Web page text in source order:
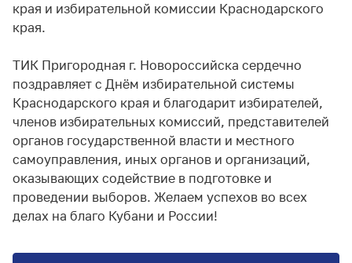
края и избирательной комиссии Краснодарского
края.
ТИК Пригородная г. Новороссийска сердечно
поздравляет с Днём избирательной системы
Краснодарского края и благодарит избирателей,
членов избирательных комиссий, представителей
органов государственной власти и местного
самоуправления, иных органов и организаций,
оказывающих содействие в подготовке и
проведении выборов. Желаем успехов во всех
делах на благо Кубани и России!